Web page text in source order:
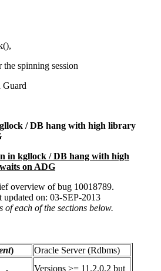
spinning session
Guard
/ DB hang with high library
in kgllock / DB hang with high
on ADG
overview of bug 10018789.
updated on: 03-SEP-2013
of each of the sections below.
)
Oracle Server (Rdbms)
Versions >= 11.2.0.2 but